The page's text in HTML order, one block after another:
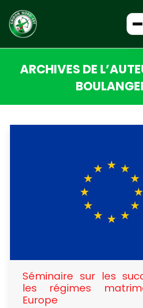
✕
INTERROGEZ-
CONTACT
ARCHIVES DE
Séminaire sur les
les régimes
Europe